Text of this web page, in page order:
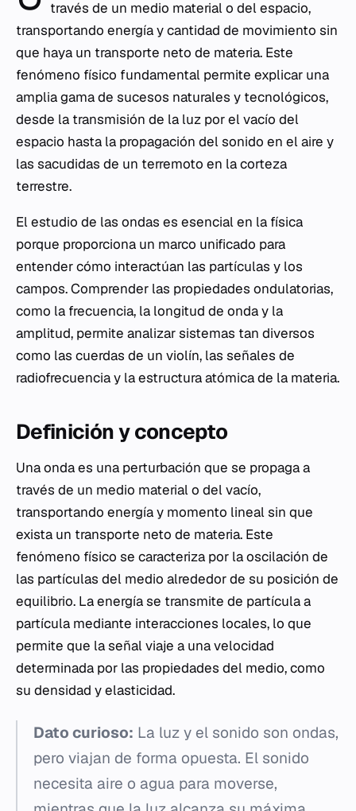
través de un medio material o del espacio,
transportando energía y cantidad de movimiento sin
que haya un transporte neto de materia. Este
fenómeno físico fundamental permite explicar una
amplia gama de sucesos naturales y tecnológicos,
desde la transmisión de la luz por el vacío del
espacio hasta la propagación del sonido en el aire y
las sacudidas de un terremoto en la corteza
terrestre.
El estudio de las ondas es esencial en la física
porque proporciona un marco unificado para
entender cómo interactúan las partículas y los
campos. Comprender las propiedades ondulatorias,
como la frecuencia, la longitud de onda y la
amplitud, permite analizar sistemas tan diversos
como las cuerdas de un violín, las señales de
radiofrecuencia y la estructura atómica de la materia.
Definición y concepto
Una onda es una perturbación que se propaga a
través de un medio material o del vacío,
transportando energía y momento lineal sin que
exista un transporte neto de materia. Este
fenómeno físico se caracteriza por la oscilación de
las partículas del medio alrededor de su posición de
equilibrio. La energía se transmite de partícula a
partícula mediante interacciones locales, lo que
permite que la señal viaje a una velocidad
determinada por las propiedades del medio, como
su densidad y elasticidad.
Dato curioso: La luz y el sonido son ondas,
pero viajan de forma opuesta. El sonido
necesita aire o agua para moverse,